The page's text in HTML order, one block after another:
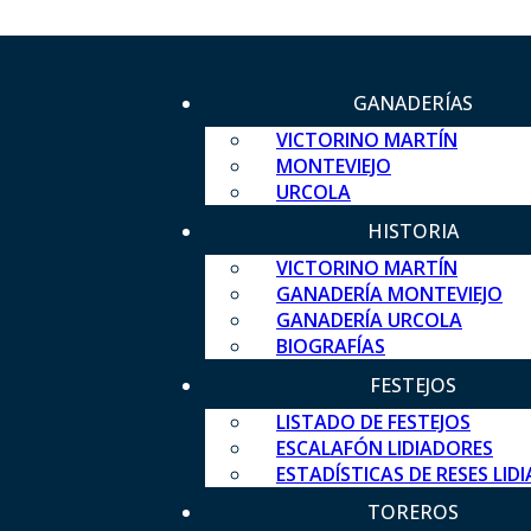
GANADERÍAS
VICTORINO MARTÍN
MONTEVIEJO
URCOLA
HISTORIA
VICTORINO MARTÍN
GANADERÍA MONTEVIEJO
GANADERÍA URCOLA
BIOGRAFÍAS
FESTEJOS
LISTADO DE FESTEJOS
ESCALAFÓN LIDIADORES
ESTADÍSTICAS DE RESES
TOREROS